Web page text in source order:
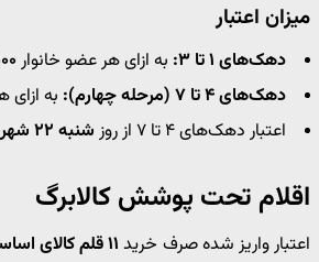
میزان اعتبار
دهک‌های ۱ تا ۳: به ازای هر عضو خانوار۵۰۰
دهک‌های ۴ تا ۷ (مرحله چهارم):
به ازای
اعتبار دهک‌های ۴ تا ۷ از روز
شنبه ۲۲ شهریور
اقلام تحت پوشش کالابرگ
اعتبار واریز شده صرف خرید ۱۱ قلم کالای اساسی